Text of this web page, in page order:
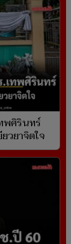
พศิรินทร์
วยาจิตใจ